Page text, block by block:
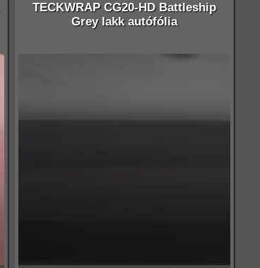
TECKWRAP CG20-HD Battleship
Grey lakk autófólia